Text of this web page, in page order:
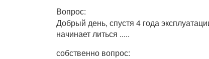
Вопрос:
Добрый день, спустя 4 года
начинает литься .....
собственно вопрос: